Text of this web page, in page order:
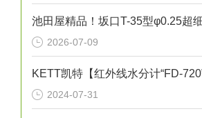
2026-07-09
2024-07-31